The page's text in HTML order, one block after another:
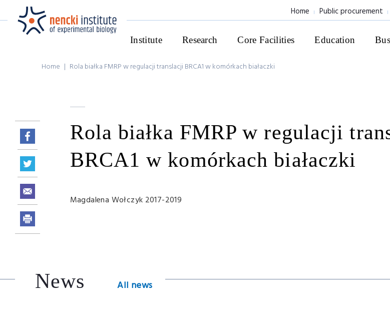
Home Public procurement
Institute Research Core Facilities Education
Home | Rola białka FMRP w regulacji translacji BRCA1 w komórkach białaczki
Rola białka FMRP w regulacji
BRCA1 w komórkach białaczki
Magdalena Wołczyk 2017-2019
News All news